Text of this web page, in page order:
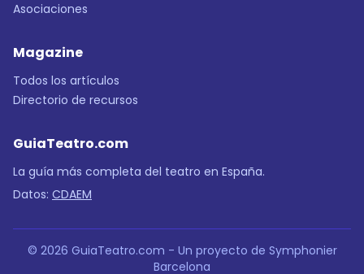
Asociaciones
Magazine
Todos los artículos
Directorio de recursos
GuiaTeatro.com
La guía más completa del teatro en España.
Datos: CDAEM
© 2026 GuiaTeatro.com - Un proyecto de Symphonier
Barcelona